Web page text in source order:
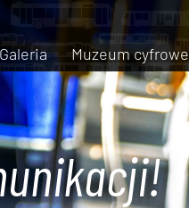
Galeria Muzeum cyfrowe